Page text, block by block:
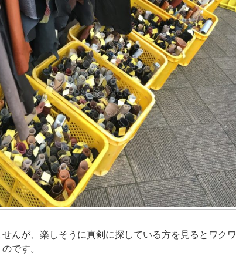
んが、楽しそうに真剣に探している方を見るとワクワ
です。